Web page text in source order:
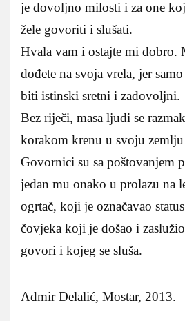
je dovoljno milosti i za one
žele govoriti i slušati.
Hvala vam i ostajte mi dobro.
dođete na svoja vrela, jer
biti istinski sretni i zadovoljni.
Bez riječi, masa ljudi se
korakom krenu u svoju
Govornici su sa poštovanjem
jedan mu onako u prolazu na
ogrtač, koji je označavao
čovjeka koji je došao i
govori i kojeg se sluša.
Admir Delalić, Mostar, 2013.